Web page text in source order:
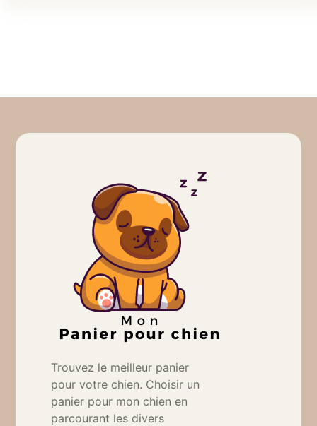
Trouvez le meilleur panier
pour votre chien. Choisir un
panier pour mon chien en
parcourant les divers